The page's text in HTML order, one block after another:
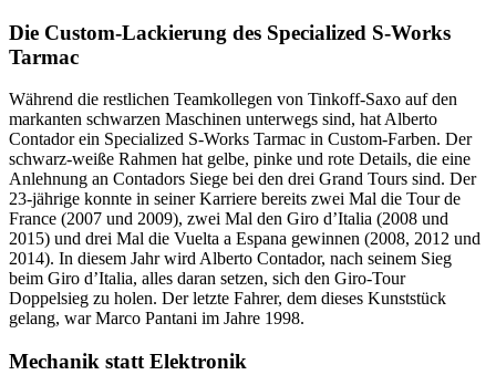
Die Custom-Lackierung des Specialized S-Works
Tarmac
Während die restlichen Teamkollegen von Tinkoff-Saxo auf den
markanten schwarzen Maschinen unterwegs sind, hat Alberto
Contador ein Specialized S-Works Tarmac in Custom-Farben. Der
schwarz-weiße Rahmen hat gelbe, pinke und rote Details, die eine
Anlehnung an Contadors Siege bei den drei Grand Tours sind. Der
23-jährige konnte in seiner Karriere bereits zwei Mal die Tour de
France (2007 und 2009), zwei Mal den Giro d’Italia (2008 und
2015) und drei Mal die Vuelta a Espana gewinnen (2008, 2012 und
2014). In diesem Jahr wird Alberto Contador, nach seinem Sieg
beim Giro d’Italia, alles daran setzen, sich den Giro-Tour
Doppelsieg zu holen. Der letzte Fahrer, dem dieses Kunststück
gelang, war Marco Pantani im Jahre 1998.
Mechanik statt Elektronik